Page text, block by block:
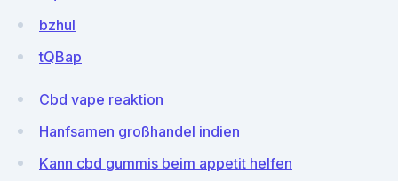
bzhuI
tQBap
Cbd vape reaktion
Hanfsamen großhandel indien
Kann cbd gummis beim appetit helfen